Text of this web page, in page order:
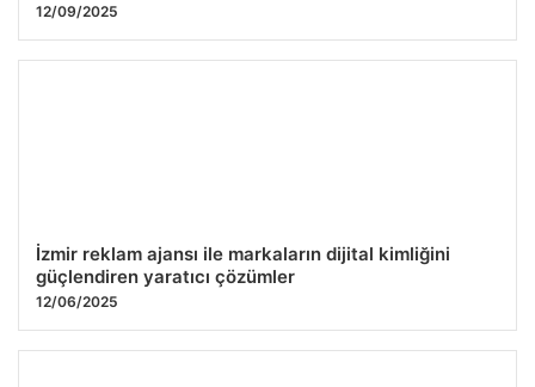
12/09/2025
İzmir reklam ajansı ile markaların dijital kimliğini
güçlendiren yaratıcı çözümler
12/06/2025